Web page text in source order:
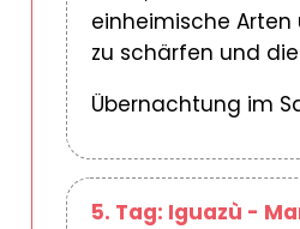
einheimische
zu schärfen und
Übernachtung im
5. Tag: Iguazù -